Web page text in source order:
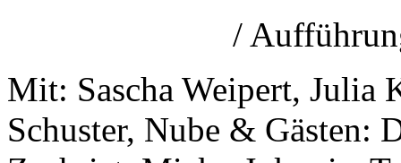
/
Mit: Sascha Weipert, Julia
Schuster, Nube & Gästen: